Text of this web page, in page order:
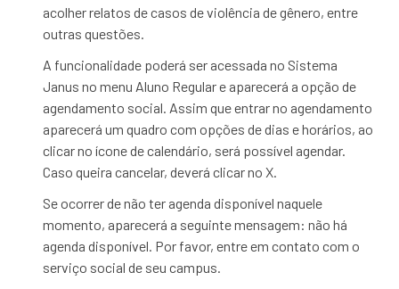
acolher relatos de casos de violência de gênero, entre
outras questões.
A funcionalidade poderá ser acessada no Sistema
Janus no menu Aluno Regular e aparecerá a opção de
agendamento social. Assim que entrar no agendamento
aparecerá um quadro com opções de dias e horários, ao
clicar no ícone de calendário, será possível agendar.
Caso queira cancelar, deverá clicar no X.
Se ocorrer de não ter agenda disponível naquele
momento, aparecerá a seguinte mensagem: não há
agenda disponível. Por favor, entre em contato com o
serviço social de seu campus.